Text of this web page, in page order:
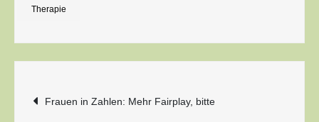
Therapie
Beitragsnavigation
Frauen in Zahlen: Mehr Fairplay, bitte